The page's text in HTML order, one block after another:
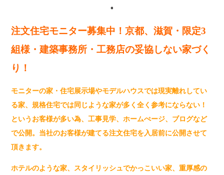
注文住宅モニター募集中！京都、滋賀・限定3
組様・建築事務所・工務店の妥協しない家づく
り！
モニターの家・住宅展示場やモデルハウスでは現実離れしてい
る家、規格住宅では同じような家が多く全く参考にならない！
というお客様が多い為、工事見学、ホームぺージ、ブログなど
で公開。当社のお客様が建てる注文住宅を入居前に公開させて
頂きます。
ホテルのような家、スタイリッシュでかっこいい家、重厚感の